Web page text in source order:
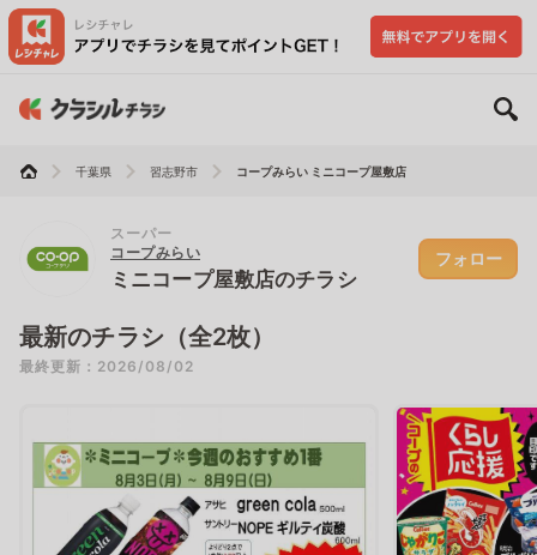
千葉県 習志野市 コープみらい ミニコープ屋敷店
スーパー
コープみらい
ミニコープ屋敷店のチラシ
フォロー
最新のチラシ（全2枚）
最終更新：2026/08/02